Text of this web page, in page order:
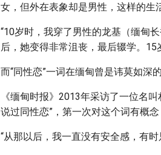
女，但外在表象却是男性，这样的生
“10岁时，我穿了男性的龙基（缅甸
后，她变得非常沮丧，最后辍学。15
而“同性恋”一词在缅甸曾是讳莫如深的
《缅甸时报》2013年采访了一位名
说过同性恋”，第一次对这个词有概
“从那以后，我一直没有安全感，有时